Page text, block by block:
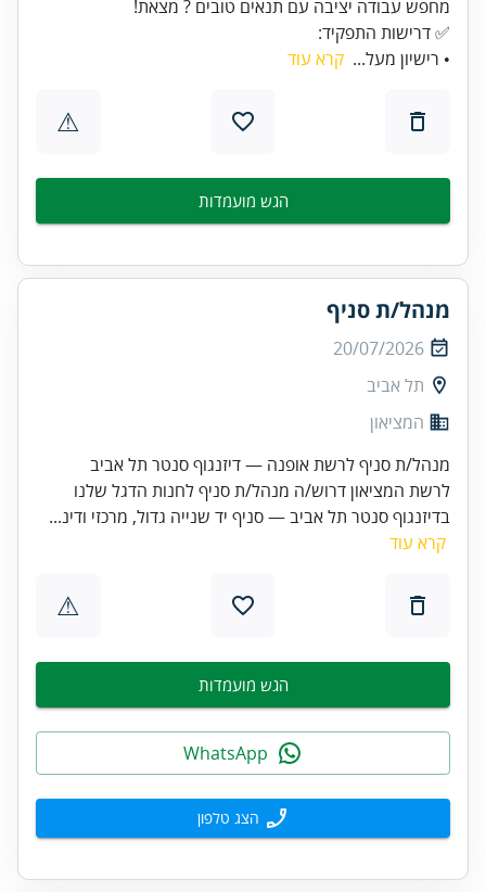
✅ דרישות התפקיד:
• רישיון מעל... קרא עוד
⚠
הגש מועמדות
מנהל/ת סניף
20/07/2026
תל אביב
המציאון
מנהל/ת סניף לרשת אופנה — דיזנגוף סנטר תל אביב
לרשת המציאון דרוש/ה מנהל/ת סניף לחנות הדגל שלנו
בדיזנגוף סנטר תל אביב — סניף יד שנייה גדול, מרכזי ודינ...
קרא עוד
⚠
הגש מועמדות
הצג טלפון